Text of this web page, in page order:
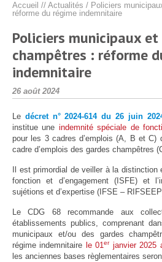
Concours/Examens
Emploi
Santé Sécurité au Travail
Documentation
Archivistes
e-services
Accueil // Actualités / Policiers
réforme du régime indemnitaire
Policiers municipaux et
champêtres : réforme
indemnitaire
Publié
le
26 août 2024
Le décret n° 2024-614 du 26 juin
institue une indemnité spéciale de
pour les 3 cadres d’emplois (A, B et C)
cadre d’emplois des gardes champêtres
Il est primordial de veiller à la distinction
fonction et d’engagement (ISFE) et
sujétions et d’expertise (IFSE –
Le CDG 68 recommande aux
établissements publics, comprenant
municipaux et/ou des gardes
régime indemnitaire le 01erjanvier 2025
les anciennes bases règlementaires